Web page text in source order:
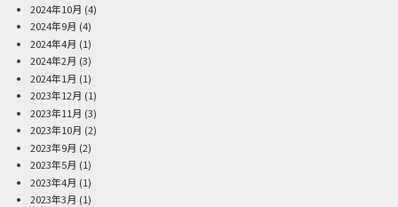
2024年10月 (4)
2024年9月 (4)
2024年4月 (1)
2024年2月 (3)
2024年1月 (1)
2023年12月 (1)
2023年11月 (3)
2023年10月 (2)
2023年9月 (2)
2023年5月 (1)
2023年4月 (1)
2023年3月 (1)